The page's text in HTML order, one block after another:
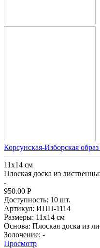
Корсунская-Изборская
11х14 см
Плоская доска из
-
950.00 Р
Доступность: 10 шт.
Артикул: ИПП-1114
Размеры: 11х14 см
Основа: Плоская доска из
Золочение: -
Просмотр